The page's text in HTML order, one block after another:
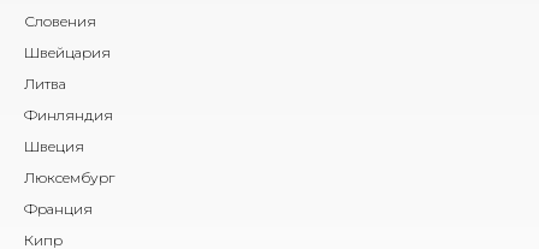
Словения
Швейцария
Литва
Финляндия
Швеция
Люксембург
Франция
Кипр